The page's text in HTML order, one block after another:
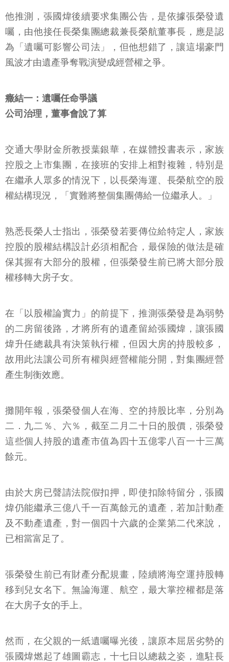
他推測，張國煒後續要求集團公告，是依據張榮發遺
囑，由他接任長榮集團總裁兼長榮航董事長，應是認
為「遺囑可影響公司法」，但他想錯了，讓這場豪門
風波才由遺產爭奪戰演變成經營權之爭。
癥結一：遺囑任命爭議
公司治理，董事會說了算
交通大學財金所教授葉銀華，在媒體投書表示，家族
控股之上市集團，在接班的安排上相對複雜，特別是
在繼承人眾多的情況下，以長榮海運、長榮航空的股
權結構現況，「實難將整個集團傳給一位繼承人。」
熟悉長榮人士指出，張榮發若要傳位給特定人，家族
控股的股權結構設計必須相配合，最保險的做法是確
保其握有大部分的股權，但張榮發生前已將大部分股
權移轉大房子女。
在「以股權論實力」的前提下，推測張榮發是為弱勢
的二房留後路，才將所有的遺產留給張國煒，讓張國
煒升任總裁具有決策執行權，但因大房的持股較多，
故用此法讓公司所有權與經營權能分開，對集團經營
產生制衡效應。
攤開年報，張榮發個人在海、空的持股比率，分別為
二．九二％、六％，截至二月二十日的股價，張榮發
這些個人持股的遺產市值為四十五億零八百一十三萬
餘元。
由於大房已聲請法院假扣押，即使扣除特留分，張國
煒仍能繼承三億八千一百萬餘元的遺產，若加計動產
及不動產遺產，對一個四十六歲的企業第二代來說，
已相當富足了。
張榮發生前已有財產分配規畫，陸續將海空運持股轉
移到兒女名下。無論海運、航空，最大掌控權都是落
在大房子女的手上。
然而，在父親的一紙遺囑曝光後，讓原本屈居劣勢的
張國煒燃起了雄圖霸志，十七日以總裁之姿，進駐長